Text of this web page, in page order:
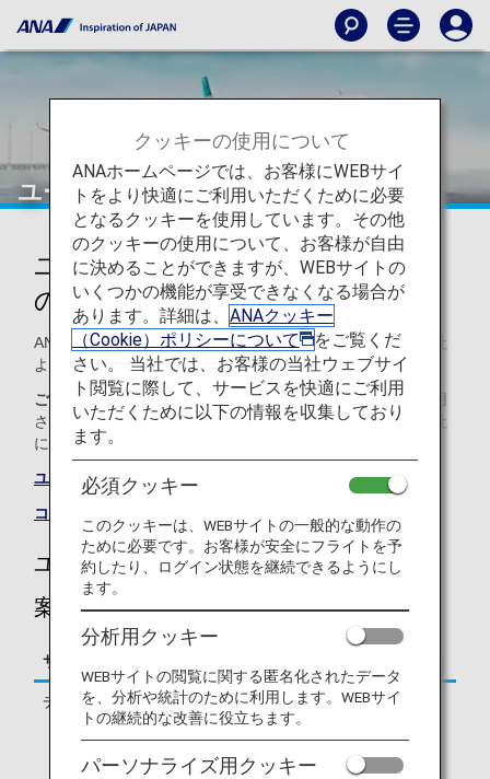
ユーロウィングス（EW）
ユーロウィングスのコードシェア
のご案内
ANAとのコードシェア便のサービスは以下のとおり運航会社
より提供されます。
ご注意コードシェア便は通例、運航会社の規約や条件が適用
されます。詳細については、ご予約時、もしくは各運航会社
に直接お問い合わせください。
ユーロウィングスのサイト
コードシェア便一覧
ユーロウィングス（EW）のフライトのご
案内
サービス
チェックイン
ユーロウィングス（EW）のチェック
インカウンターでの手続きとなりま
す。出発ターミナルはお客様のeチケ
ットでご確認ください。
クッキーの使用について
ANAホームページでは、お客様にWEBサイ
トをより快適にご利用いただくために必要
となるクッキーを使用しています。その他
のクッキーの使用について、お客様が自由
に決めることができますが、WEBサイトの
いくつかの機能が享受できなくなる場合が
あります。詳細は、 ANAクッキー
（Cookie）ポリシーについて
をご覧くだ
さい。 当社では、お客様の当社ウェブサイ
ト閲覧に際して、サービスを快適にご利用
いただくために以下の情報を収集しており
ます。
必須クッキー
このクッキーは、WEBサイトの一般的な動作の
ために必要です。お客様が安全にフライトを予
約したり、ログイン状態を継続できるようにし
ます。
分析用クッキー
WEBサイトの閲覧に関する匿名化されたデータ
を、分析や統計のために利用します。WEBサイ
トの継続的な改善に役立ちます。
パーソナライズ用クッキー